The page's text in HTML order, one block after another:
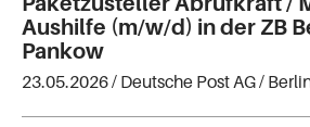
Aushilfe (m/w/d) in der ZB
Pankow
23.05.2026 / Deutsche Post AG/